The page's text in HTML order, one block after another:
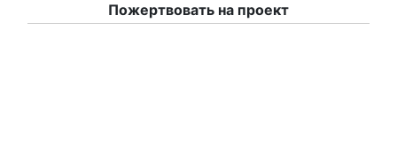
Пожертвовать на проект